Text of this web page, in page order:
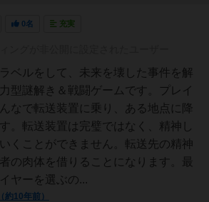
0名 充実
ベルをして、未来を壊した事件を解
型謎解き＆戦闘ゲームです。プレイ
なで転送装置に乗り、ある地点に降
。転送装置は完璧ではなく、精神し
くことができません。転送先の精神
の肉体を借りることになります。最
ヤーを選ぶの...
約10年前）